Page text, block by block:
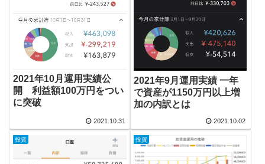
2021年10月運用実績公
開 利益額100万円をつい
に突破
2021.10.31
2021年9月運用実績 一年
で資産が1150万円以上増
加の内訳とは
2021.10.02
投資 投資